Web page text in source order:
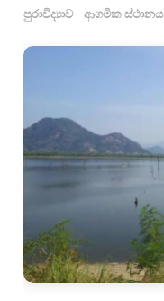
පුරාවිද්‍යාව ආගමික ස්ථානය